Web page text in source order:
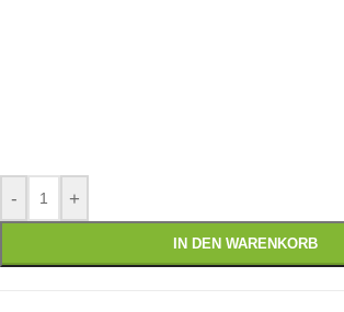
- +
IN DEN WARENKORB